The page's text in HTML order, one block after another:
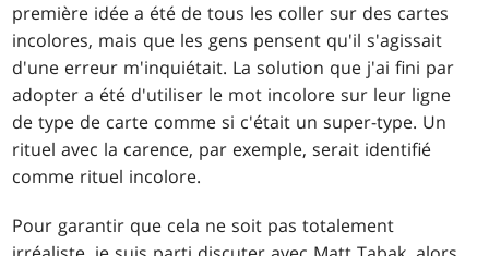
première idée a été de tous les coller sur des cartes
incolores, mais que les gens pensent qu'il s'agissait
d'une erreur m'inquiétait. La solution que j'ai fini par
adopter a été d'utiliser le mot incolore sur leur ligne
de type de carte comme si c'était un super-type. Un
rituel avec la carence, par exemple, serait identifié
comme rituel incolore.
Pour garantir que cela ne soit pas totalement